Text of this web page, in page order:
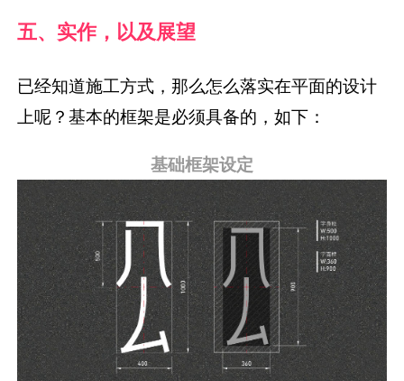
五、实作，以及展望
已经知道施工方式，那么怎么落实在平面的设计
上呢？基本的框架是必须具备的，如下：
基础框架设定